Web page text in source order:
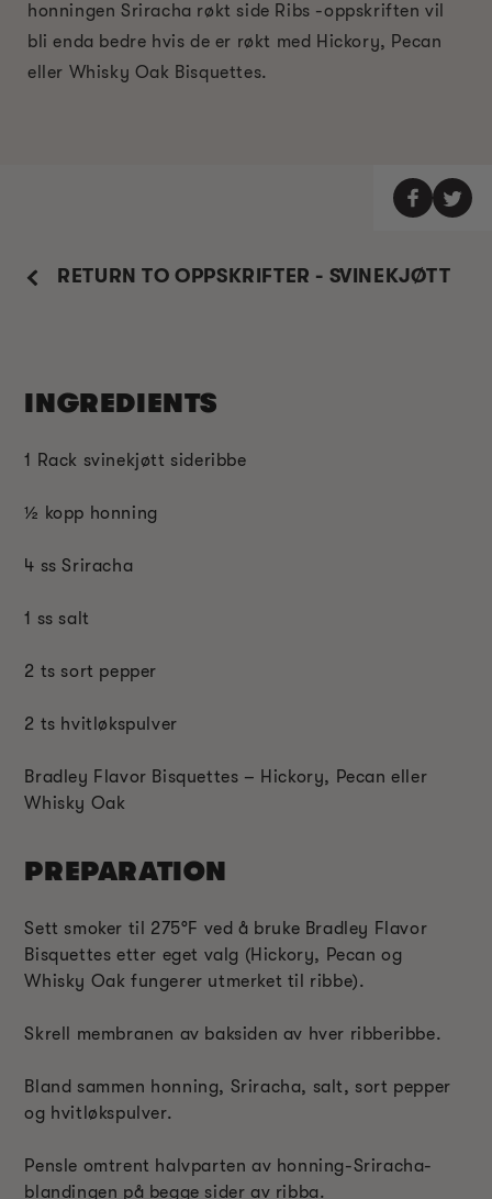
honningen Sriracha røkt side Ribs -oppskriften vil
bli enda bedre hvis de er røkt med Hickory, Pecan
eller Whisky Oak Bisquettes.
RETURN TO OPPSKRIFTER - SVINEKJØTT
INGREDIENTS
1 Rack svinekjøtt sideribbe
½ kopp honning
4 ss Sriracha
1 ss salt
2 ts sort pepper
2 ts hvitløkspulver
Bradley Flavor Bisquettes – Hickory, Pecan eller
Whisky Oak
PREPARATION
Sett smoker til 275°F ved å bruke Bradley Flavor
Bisquettes etter eget valg (Hickory, Pecan og
Whisky Oak fungerer utmerket til ribbe).
Skrell membranen av baksiden av hver ribberibbe.
Bland sammen honning, Sriracha, salt, sort pepper
og hvitløkspulver.
Pensle omtrent halvparten av honning-Sriracha-
blandingen på begge sider av ribba.